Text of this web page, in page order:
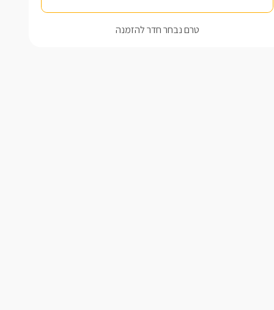
טרם נבחר חדר להזמנה